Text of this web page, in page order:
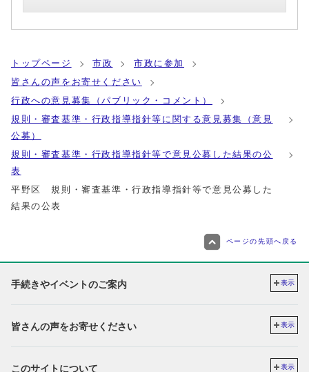
トップページ 市政
市政に参加
皆さんの声をお寄せください
行政への意見募集（パブリック・コメント）
規則・審査基準・行政指導指針等に関する意見募集（意見
公募）
規則・審査基準・行政指導指針等で意見公募した結果の公
表
平野区 規則・審査基準・行政指導指針等で意見公募した
結果の公表
ページの先頭へ戻る
手続きやイベントのご案内 表示
皆さんの声をお寄せください 表示
このサイトについて 表示